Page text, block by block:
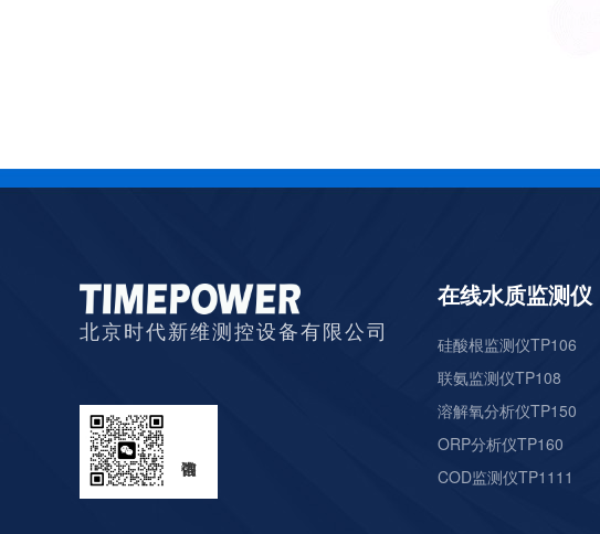
北京时代新维测控设备有限公司
在线水质监测仪
硅酸根监测仪TP106
联氨监测仪TP108
溶解氧分析仪TP150
ORP分析仪TP160
COD监测仪TP1111